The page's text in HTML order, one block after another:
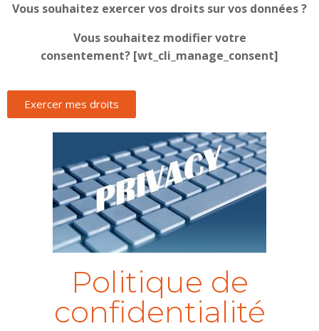
Vous souhaitez exercer vos droits sur vos données ?
Vous souhaitez modifier votre
consentement? [wt_cli_manage_consent]
Exercer mes droits
Politique de
confidentialité